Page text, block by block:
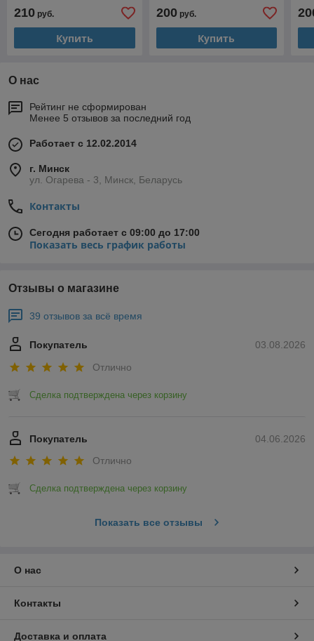
210 руб.
Купить
200руб.
Купить
О нас
Рейтинг не сформирован
Менее 5 отзывов за последний год
Работает с 12.02.2014
г. Минск
ул. Огарева - 3, Минск, Беларусь
Контакты
Сегодня работает с 09:00 до 17:00
Показать весь график работы
Отзывы о магазине
39 отзывов за всё время
03.08.2026
Покупатель
Отлично
Сделка подтверждена через корзину
04.06.2026
Покупатель
Отлично
Сделка подтверждена через корзину
Показать все отзывы
О нас
Контакты
Доставка и оплата